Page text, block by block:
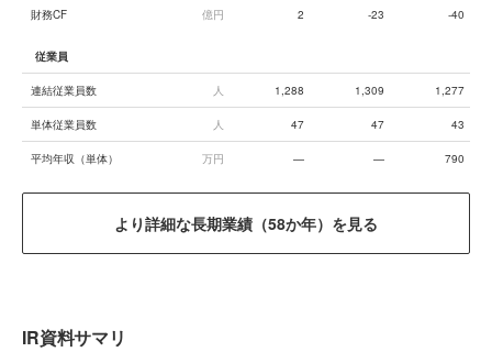
財務CF 億円 2 -23 -40
従業員
連結従業員数 人 1,288 1,309 1,277
単体従業員数 人 47 47 43
平均年収（単体） 万円 — — 790
より詳細な長期業績（58か年）を見る
IR資料サマリ